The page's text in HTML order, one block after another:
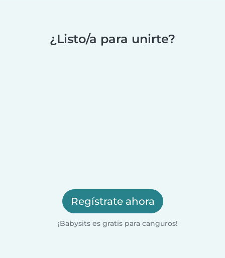
¿Listo/a para unirte?
Regístrate ahora
¡Babysits es gratis para canguros!